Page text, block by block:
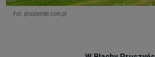
Fot. pruszynski.com.pl